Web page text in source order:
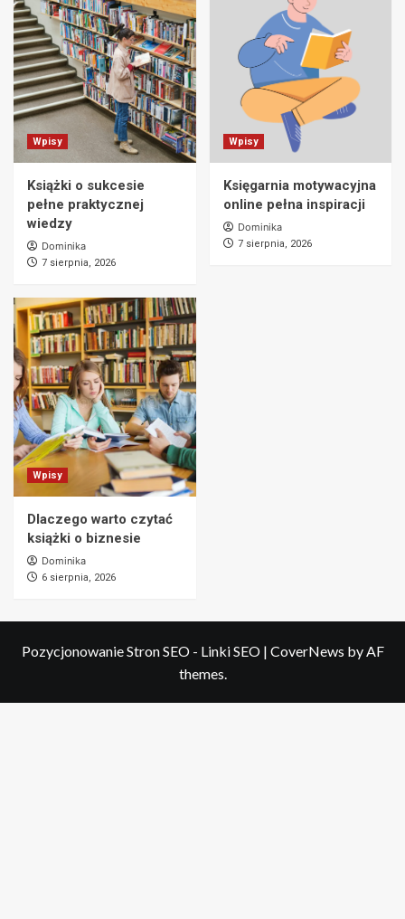
Wpisy
Książki o sukcesie
pełne praktycznej
wiedzy
Dominika
7 sierpnia, 2026
Wpisy
Księgarnia motywacyjna
online pełna inspiracji
Dominika
7 sierpnia, 2026
Wpisy
Dlaczego warto czytać
książki o biznesie
Dominika
6 sierpnia, 2026
Pozycjonowanie Stron SEO - Linki SEO | CoverNews by AF
themes.